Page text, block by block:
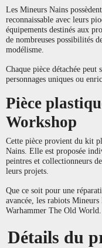
Les Mineurs Nains
reconnaissable avec leurs
équipements destinés aux
de nombreuses possibilités
modélisme.
Chaque pièce détachée
personnages uniques ou
Pièce
Workshop
Cette pièce provient du kit
Nains. Elle est proposée
peintres et collectionneurs
leurs projets.
Que ce soit pour une
avancée, les rabiots
Warhammer The Old World.
Détails du